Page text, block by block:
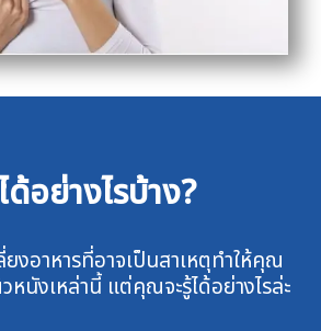
ด้อย่างไรบ้าง?
งอาหารที่อาจเป็นสาเหตุทำให้คุณ
หนังเหล่านี้ แต่คุณจะรู้ได้อย่างไรล่ะ